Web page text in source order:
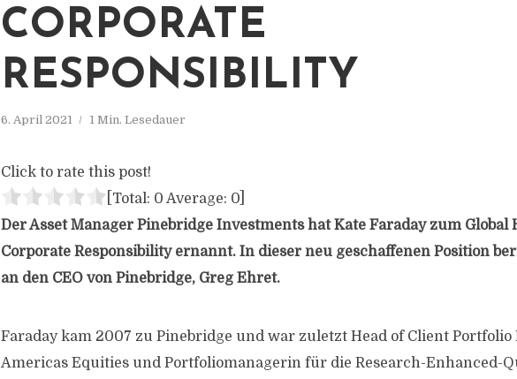
CORPORATE
RESPONSIBILITY
6. April 2021 1 Min. Lesedauer
Click to rate this post!
[Total: 0 Average: 0
Der Asset Manager Pinebridge Investments hat Kate Faraday zum Global
Corporate Responsibility ernannt. In dieser neu geschaffenen Position
an den CEO von Pinebridge, Greg Ehret.
Faraday kam 2007 zu Pinebridge und war zuletzt Head of Client Portfolio
Americas Equities und Portfoliomanagerin für die Research-Enhanced-